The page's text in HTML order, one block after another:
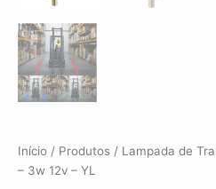
Início / Produtos / Lampada de
– 3w 12v – YL